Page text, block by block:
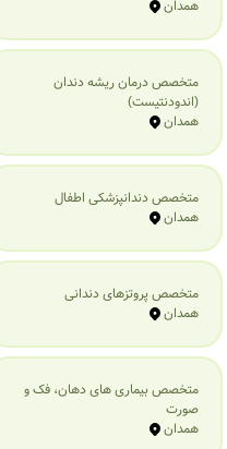
همدان
متخصص درمان ریشه دندان
(اندودنتیست)
همدان
متخصص دندانپزشکی اطفال
همدان
متخصص پروتزهای دندانی
همدان
متخصص بیماری‌ های دهان، فک و
صورت
همدان